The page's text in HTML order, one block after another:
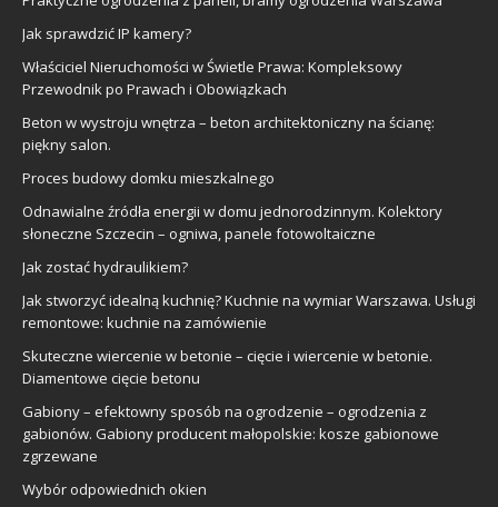
Jak sprawdzić IP kamery?
Właściciel Nieruchomości w Świetle Prawa: Kompleksowy
Przewodnik po Prawach i Obowiązkach
Beton w wystroju wnętrza – beton architektoniczny na ścianę:
piękny salon.
Proces budowy domku mieszkalnego
Odnawialne źródła energii w domu jednorodzinnym. Kolektory
słoneczne Szczecin – ogniwa, panele fotowoltaiczne
Jak zostać hydraulikiem?
Jak stworzyć idealną kuchnię? Kuchnie na wymiar Warszawa. Usługi
remontowe: kuchnie na zamówienie
Skuteczne wiercenie w betonie – cięcie i wiercenie w betonie.
Diamentowe cięcie betonu
Gabiony – efektowny sposób na ogrodzenie – ogrodzenia z
gabionów. Gabiony producent małopolskie: kosze gabionowe
zgrzewane
Wybór odpowiednich okien